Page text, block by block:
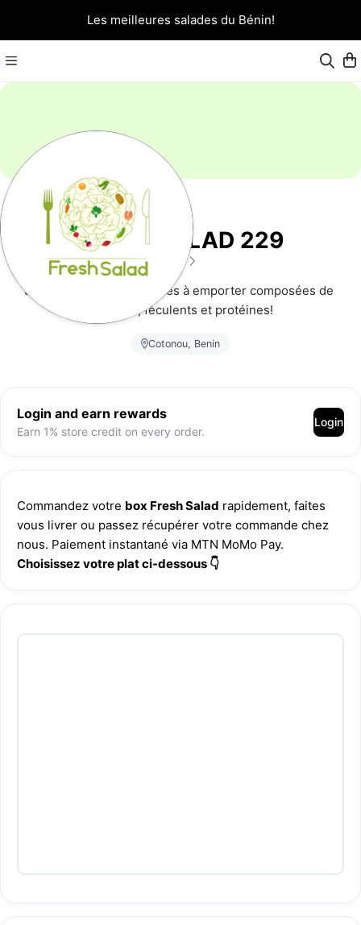
Les meilleures salades du Bénin!
FRESH SALAD 229
Salades repas gourmandes à emporter composées de
légumes, féculents et protéines!
Cotonou, Benin
Login and earn rewards
Earn 1% store credit on every order.
Login
Commandez votre box Fresh Salad rapidement, faites
vous livrer ou passez récupérer votre commande chez
nous. Paiement instantané via MTN MoMo Pay.
Choisissez votre plat ci-dessous 👇